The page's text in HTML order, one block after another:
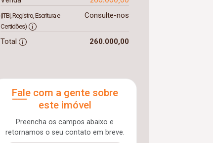
(ITBI, Registro, Escritura e
Certidões)
Consulte-nos
Total 260.000,00
Fale com a gente sobre
este imóvel
Preencha os campos abaixo e
retornamos o seu contato em breve.